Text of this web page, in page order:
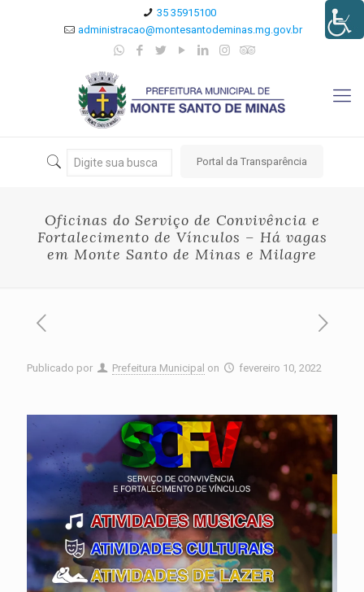
35 35915100
administracao@montesantodeminas.mg.gov.br
Portal da Transparência
Oficinas do Serviço de Convivência e
Fortalecimento de Vínculos – Há vagas
em Monte Santo de Minas e Milagre
Publicado por Prefeitura Municipal on fevereiro 10, 2022